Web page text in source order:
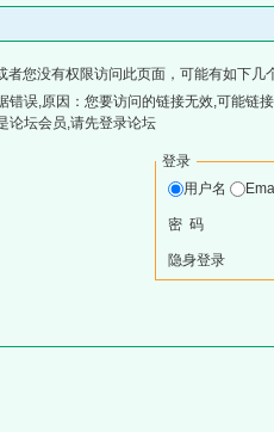
者您没有权限访问此页面，可能有如下几
错误,原因：您要访问的链接无效,可能链
论坛会员,请先登录论坛
登录
用户名
密 码
隐身登录